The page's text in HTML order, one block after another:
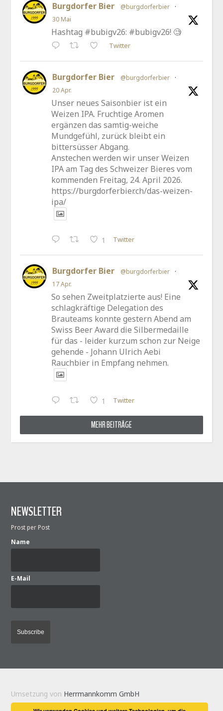
Burgdorfer Bier @burgdorferbier
·
30 Mai
Hashtag #bubigv26: #bubigv26! 🧐
Twitter
Burgdorfer Bier @burgdorferbier
·
20 Apr.
Unser neues Saisonbier ist ein
Weizen IPA. Fruchtige Aromen
ergänzen das samtig-weiche
Mundgefühl, zurück bleibt ein
bittersüsser Abgang.
Anstechen werden wir unser Weizen
IPA am Tag des Schweizer Bieres vom
kommenden Freitag, 24. April 2026.
https://burgdorferbier.ch/das-weizen-
ipa/
1 Twitter
Burgdorfer Bier @burgdorferbier
·
17 Apr.
So sehen Zweitplatzierte aus! Eine
schlagkräftige Delegation des
Brauteams konnte gestern Abend am
Swiss Beer Award die Silbermedaille
für das - leider kurzum schon zur Neige
gehende - Johann Ulrich Aebi
Rauchbier in Empfang nehmen.
1 Twitter
MEHR BEITRÄGE
NEWSLETTER
Prost per Post
Name
E-Mail
Umsetzung von Herrmannkomm GmbH